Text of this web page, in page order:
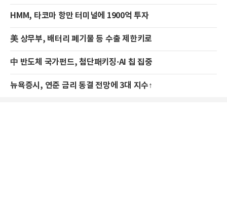
HMM, 타코마 항만 터미널에 1900억 투자
美 상무부, 배터리 폐기물 등 수출 제한키로
中 반도체 국가펀드, 첨단패키징·AI 칩 집중
뉴욕증시, 연준 금리 동결 전망에 3대 지수↑